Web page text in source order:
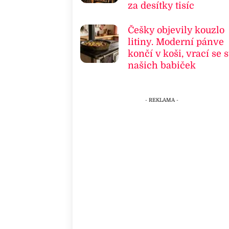
za desítky tisíc
Češky objevily kouzlo
litiny. Moderní pánve
končí v koši, vrací se
našich babiček